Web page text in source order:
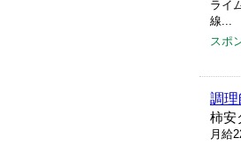
ライ
線...
スポ
調理
柿安
月給